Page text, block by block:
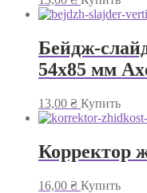
Бейдж-
54х85 мм
13,00 ₴ Купить
Корректор
16,00 ₴ Купить